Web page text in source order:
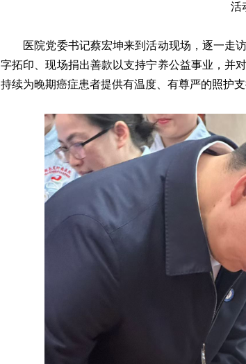
活
医院党委书记蔡宏坤来到活动现场，逐一走
字拓印、现场捐出善款以支持宁养公益事业，并
持续为晚期癌症患者提供有温度、有尊严的照护支